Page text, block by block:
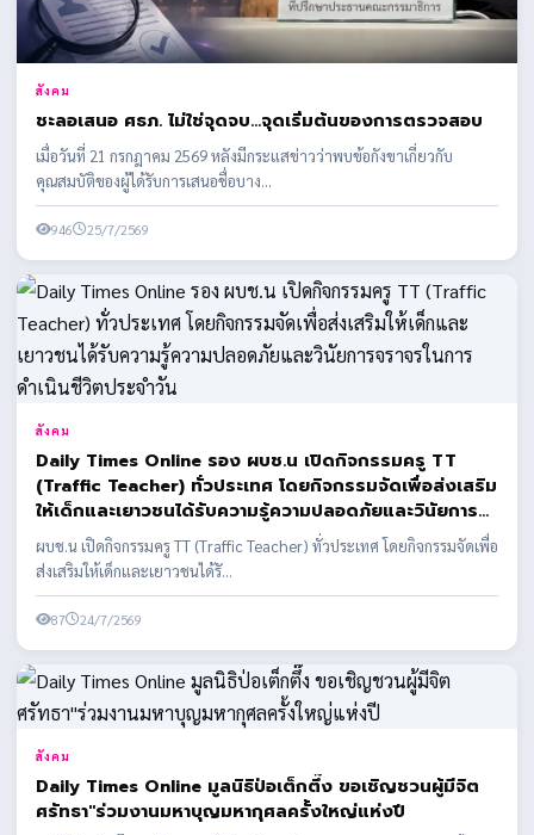
สังคม
ชะลอเสนอ ศธภ. ไม่ใช่จุดจบ...จุดเริ่มต้นของการตรวจสอบ
เมื่อวันที่ 21 กรกฎาคม 2569 หลังมีกระแสข่าวว่าพบข้อกังขาเกี่ยวกับ
คุณสมบัติของผู้ได้รับการเสนอชื่อบาง...
946 25/7/2569
สังคม
Daily Times Online รอง ผบช.น เปิดกิจกรรมครู TT
(Traffic Teacher) ทั่วประเทศ โดยกิจกรรมจัดเพื่อส่งเสริม
ให้เด็กและเยาวชนได้รับความรู้ความปลอดภัยและวินัยการ
จราจรในการดำเนินชีวิตประจำวัน
ผบช.น เปิดกิจกรรมครู TT (Traffic Teacher) ทั่วประเทศ โดยกิจกรรมจัดเพื่อ
ส่งเสริมให้เด็กและเยาวชนได้รั...
87 24/7/2569
สังคม
Daily Times Online มูลนิธิป่อเต็กตึ๊ง ขอเชิญชวนผู้มีจิต
ศรัทธา"ร่วมงานมหาบุญมหากุศลครั้งใหญ่แห่งปี